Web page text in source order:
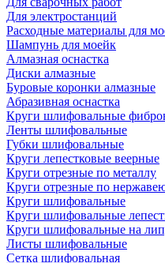
Для электростанций
Расходные материалы для
Шампунь для моейк
Алмазная оснастка
Диски алмазные
Буровые коронки алмазные
Абразивная оснастка
Круги шлифовальные
Ленты шлифовальные
Губки шлифовальные
Круги лепестковые веерные
Круги отрезные по металлу
Круги отрезные по
Круги шлифовальные
Круги шлифовальные
Круги шлифовальные на
Листы шлифовальные
Сетка шлифовальная